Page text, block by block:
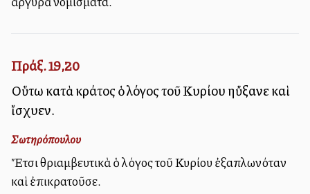
Πράξ. 19,20
Οὕτω κατὰ κράτος ὁ λόγος τοῦ Κυρίου ηὔξανε καὶ
ἴσχυεν.
Σωτηρόπουλου
Ἔτσι θριαμβευτικὰ ὁ λόγος τοῦ Κυρίου ἐξαπλωνόταν
καὶ ἐπικρατοῦσε.